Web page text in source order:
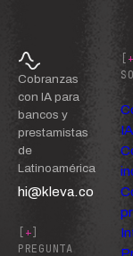
Cobranzas
con IA para
bancos y
prestamistas
de
Latinoamérica
hi@kleva.co
[+]
PREGUNTA
[+
IA